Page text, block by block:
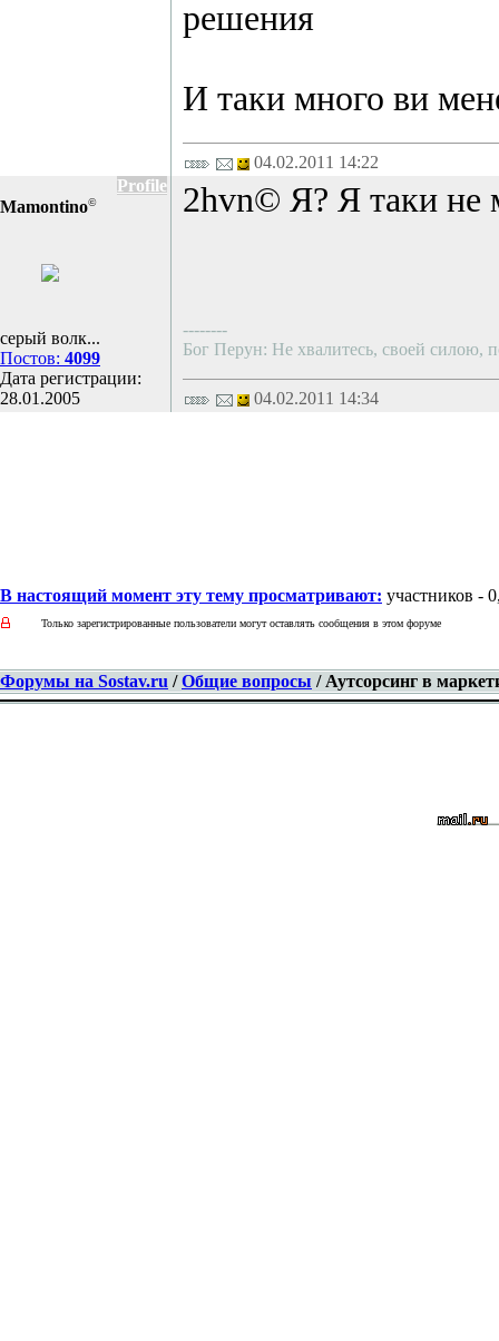
решения
И таки много ви
04.02.2011 14:22
Profile
Mamontino©
серый волк...
Постов: 4099
Дата регистрации:
28.01.2005
2hvn© Я? Я таки не
--------
Бог Перун: Не хвалитесь, своей силою,
04.02.2011 14:34
В настоящий момент эту тему просматривают: участников -
Только зарегистрированные пользователи могут оставлять сообщения в этом форуме
Форумы на Sostav.ru /Общие вопросы / Аутсорсинг в